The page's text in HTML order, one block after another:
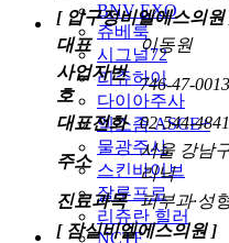
BNV EXO
쥬베룩
시그널72
리쥬하이
다이아주사
엑소좀 ASCE+
물광주사
스킨바이브
잘루프로
리쥬란 힐러
NCTF
[ 압구정비엘에스의원
대표
이동원
사업자번
호
746-47-
대표전화 02-544-4841
주소
서울 강남
리닉
진료과목
피부과·성
[ 잠실비엘에스의원 ]